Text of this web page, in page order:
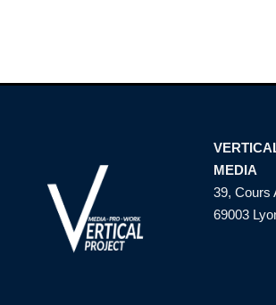
MEDIA
39, Cours
69003